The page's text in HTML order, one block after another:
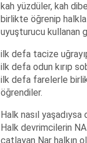
kah yüzdüler, kah
birlikte öğrenip
uyuşturucu kullanan
ilk defa tacize
ilk defa odun kırıp
ilk defa farelerle
öğrendiler.
Halk nasıl
Halk devrimcilerin
çatlayan Nar halkın